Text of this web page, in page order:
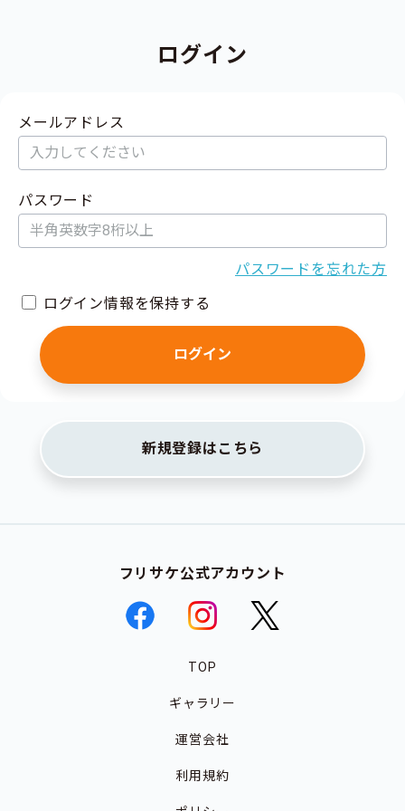
ログイン
メールアドレス
パスワード
パスワードを忘れた方
ログイン情報を保持する
新規登録はこちら
フリサケ公式アカウント
TOP
ギャラリー
運営会社
利用規約